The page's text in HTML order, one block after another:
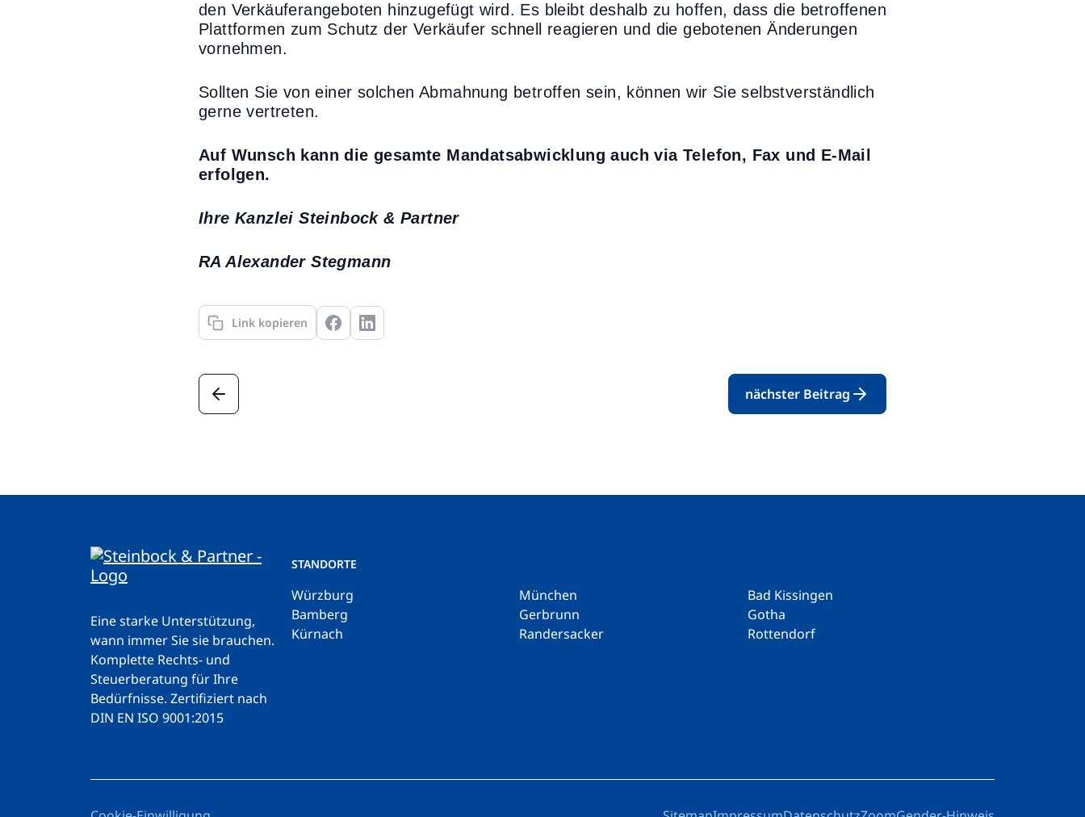
den Verkäuferangeboten hinzugefügt wird. Es bleibt deshalb zu hoffen, dass die betroffenen
Plattformen zum Schutz der Verkäufer schnell reagieren und die gebotenen Änderungen
vornehmen.
Sollten Sie von einer solchen Abmahnung betroffen sein, können wir Sie selbstverständlich
gerne vertreten.
Auf Wunsch kann die gesamte Mandatsabwicklung auch via Telefon, Fax und E-Mail
erfolgen.
Ihre Kanzlei Steinbock & Partner
RA Alexander Stegmann
Link kopieren
nächster Beitrag
Eine starke Unterstützung,
wann immer Sie sie brauchen.
Komplette Rechts- und
Steuerberatung für Ihre
Bedürfnisse. Zertifiziert nach
DIN EN ISO 9001:2015
STANDORTE
Würzburg München
Bad Kissingen
Bamberg
Gerbrunn
Gotha
Kürnach
Randersacker Rottendorf